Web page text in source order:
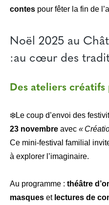
contes pour fêter la fin de
Noël 2025 au
:au cœur des
Des ateliers
❄️Le coup d’envoi des
23 novembre avec «
Ce mini-festival familial
à explorer l’imaginaire.
Au programme : théâtre
masques et lectures de